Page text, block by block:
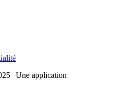
| Une application